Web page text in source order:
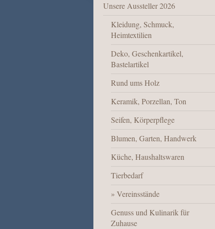
Unsere Aussteller 2026
Kleidung, Schmuck,
Heimtextilien
Deko, Geschenkartikel,
Bastelartikel
Rund ums Holz
Keramik, Porzellan, Ton
Seifen, Körperpflege
Blumen, Garten, Handwerk
Küche, Haushaltswaren
Tierbedarf
Vereinsstände
Genuss und Kulinarik für
Zuhause